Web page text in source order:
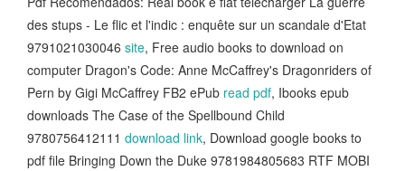
des stups - Le flic et l'indic : enquête sur un scandale d'Etat
9791021030046 site, Free audio books to download on
computer Dragon's Code: Anne McCaffrey's Dragonriders of
Pern by Gigi McCaffrey FB2 ePub read pdf, Ibooks epub
downloads The Case of the Spellbound Child
9780756412111 download link, Download google books to
pdf file Bringing Down the Duke 9781984805683 RTF MOBI